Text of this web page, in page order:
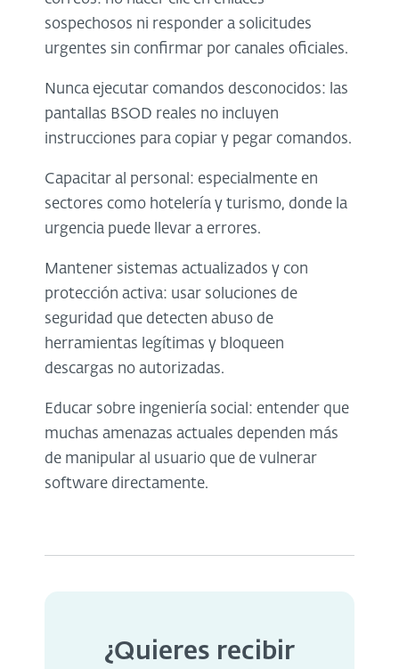
sospechosos ni responder a solicitudes
urgentes sin confirmar por canales oficiales.
Nunca ejecutar comandos desconocidos: las
pantallas BSOD reales no incluyen
instrucciones para copiar y pegar comandos.
Capacitar al personal: especialmente en
sectores como hotelería y turismo, donde la
urgencia puede llevar a errores.
Mantener sistemas actualizados y con
protección activa: usar soluciones de
seguridad que detecten abuso de
herramientas legítimas y bloqueen
descargas no autorizadas.
Educar sobre ingeniería social: entender que
muchas amenazas actuales dependen más
de manipular al usuario que de vulnerar
software directamente.
¿Quieres recibir